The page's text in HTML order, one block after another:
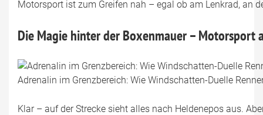
Motorsport ist zum Greifen nah – egal ob am Lenkrad, an
Die Magie hinter der Boxenmauer – Motorsport
Adrenalin im Grenzbereich: Wie Windschatten-Duelle
Klar – auf der Strecke sieht alles nach Heldenepos aus.